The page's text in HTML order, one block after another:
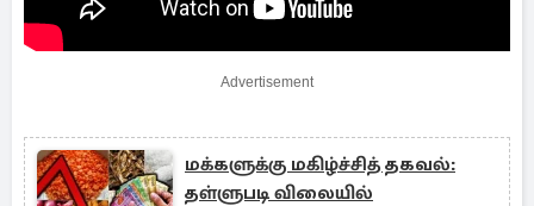
Advertisement
மக்களுக்கு மகிழ்ச்சித் தகவல்:
தள்ளுபடி விலையில்